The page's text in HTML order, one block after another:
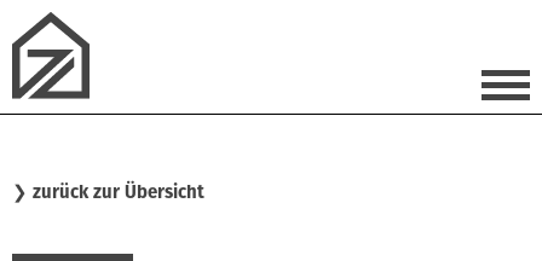
❯ zurück zur Übersicht